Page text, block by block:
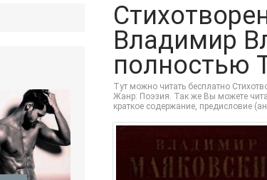
Владимир
полностью
Тут можно читать бесплатно
Жанр: Поэзия. Так же Вы можете
краткое содержание, предисловие